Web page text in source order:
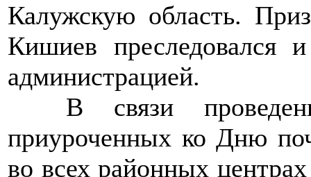
Калужскую область.
Кишиев
администрацией.
В связи
приуроченных ко Дню
во всех районных